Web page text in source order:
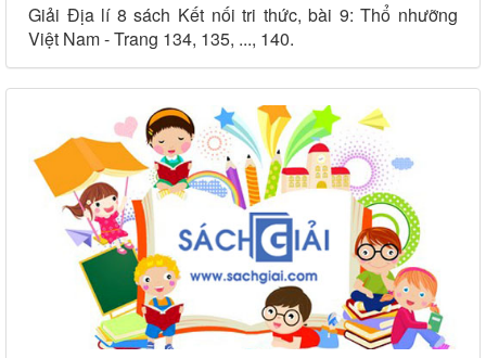
Giải Địa lí 8 sách Kết nối tri thức, bài 9: Thổ nhưỡng
Việt Nam - Trang 134, 135, ..., 140.